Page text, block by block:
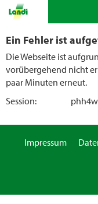
Ein Fehler ist
Die Webseite ist
vorübergehend nicht
paar Minuten erneut.
Session:
Impressum